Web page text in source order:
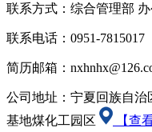
联系方式：综合管理部
联系电话：0951-7815017
简历邮箱：
公司地址：宁夏回族自治
基地煤化工园区
【查